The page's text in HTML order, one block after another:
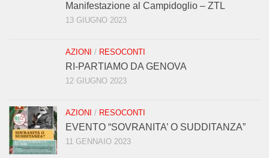
Manifestazione al Campidoglio – ZTL
13 GIUGNO 2023
AZIONI / RESOCONTI
RI-PARTIAMO DA GENOVA
12 GIUGNO 2023
AZIONI / RESOCONTI
EVENTO “SOVRANITA’ O SUDDITANZA”
11 GENNAIO 2023